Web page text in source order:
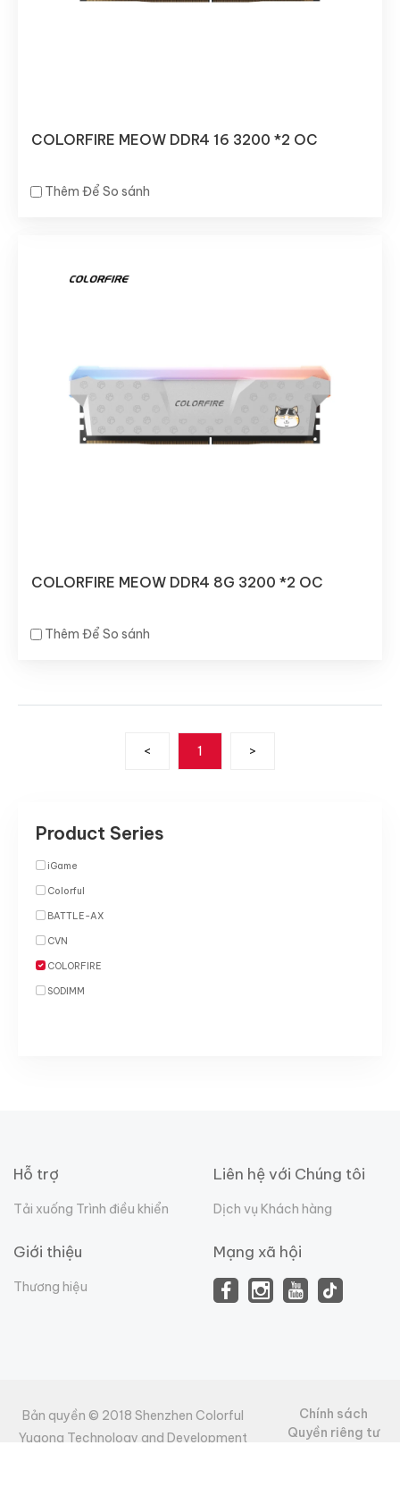
COLORFIRE MEOW DDR4 16 3200 *2 OC
Thêm Để So sánh
COLORFIRE MEOW DDR4 8G 3200 *2 OC
Thêm Để So sánh
< 1 >
Product Series
iGame
Colorful
BATTLE-AX
CVN
COLORFIRE
SODIMM
Hỗ trợ
Tải xuống Trình điều khiển
Liên hệ với Chúng tôi
Dịch vụ Khách hàng
Giới thiệu
Thương hiệu
Mạng xã hội
Bản quyền © 2018 Shenzhen Colorful
Yugong Technology and Development
Chính sách
Quyền riêng tư